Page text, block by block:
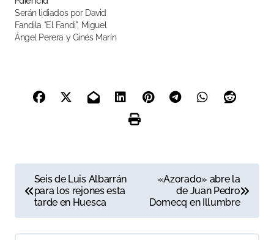
Serán lidiados por David
Fandila "El Fandi", Miguel
Ángel Perera y Ginés Marín
a
v
Seis de Luis Albarrán
para los rejones esta
tarde en Huesca
«Azorado» abre la
de Juan Pedro
Domecq en Illumbre